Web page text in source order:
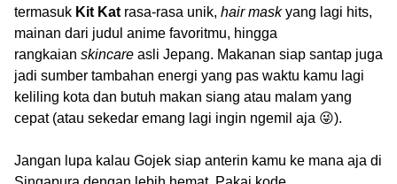
termasuk Kit Kat rasa-rasa unik, hair maskyang lagi hits,
mainan dari judul anime favoritmu, hingga
rangkaian skincare asli Jepang. Makanan siap santap juga
jadi sumber tambahan energi yang pas waktu kamu lagi
keliling kota dan butuh makan siang atau malam yang
cepat (atau sekedar emang lagi ingin ngemil aja 😜).
Jangan lupa kalau Gojek siap anterin kamu ke mana aja di